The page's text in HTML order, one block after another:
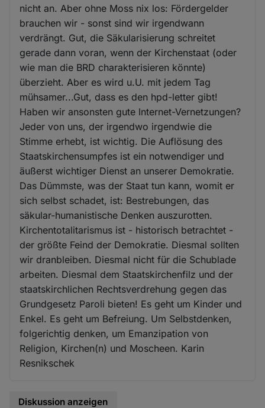
nicht an. Aber ohne Moss nix los: Fördergelder
brauchen wir - sonst sind wir irgendwann
verdrängt. Gut, die Säkularisierung schreitet
gerade dann voran, wenn der Kirchenstaat (oder
wie man die BRD charakterisieren könnte)
überzieht. Aber es wird u.U. mit jedem Tag
mühsamer...Gut, dass es den hpd-letter gibt!
Haben wir ansonsten gute Internet-Vernetzungen?
Jeder von uns, der irgendwo irgendwie die
Stimme erhebt, ist wichtig. Die Auflösung des
Staatskirchensumpfes ist ein notwendiger und
äußerst wichtiger Dienst an unserer Demokratie.
Das Dümmste, was der Staat tun kann, womit er
sich selbst schadet, ist: Bestrebungen, das
säkular-humanistische Denken auszurotten.
Kirchentotalitarismus ist - historisch betrachtet -
der größte Feind der Demokratie. Diesmal sollten
wir dranbleiben. Diesmal nicht für die Schublade
arbeiten. Diesmal dem Staatskirchenfilz und der
staatskirchlichen Rechtsverdrehung gegen das
Grundgesetz Paroli bieten! Es geht um Kinder und
Enkel. Es geht um Befreiung. Um Selbstdenken,
folgerichtig denken, um Emanzipation von
Religion, Kirchen(n) und Moscheen. Karin
Resnikschek
Diskussion anzeigen